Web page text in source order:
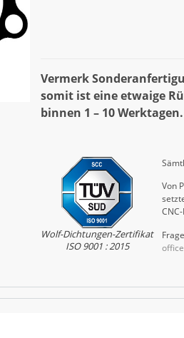
Vermerk
somit ist eine etwaige
binnen 1 – 10 Werktagen.
Wolf-Dichtungen-Zertifikat
ISO 9001 : 2015
Von